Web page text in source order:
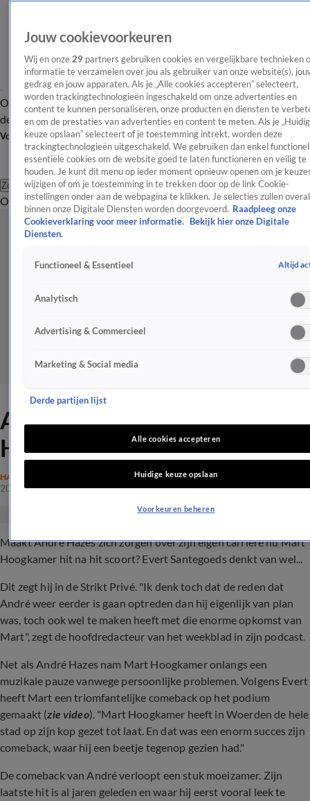
OverzichtAfleveringen Entertainment TV Algemeen
Tip
de redactieNieuwsbrief
Volg Shownieuws
Zoeken
OverzichtEntertainmentSpraakmakendRealityCrimeVideo's
André Hazes bang voor Mart
Hoogkamer?
HAZES
20 aug 2023, 11:21
Maakt André Hazes zich zorgen over zijn eigen carrière nu Mart
Hoogkamer hit na hit scoort? Evert Santegoeds denkt van wel...
Dit zegt hij in de Strikt Privé. "Ik denk toch dat de reden dat
André weer eerder is gaan optreden dan hij eigenlijk van plan
was, toch ook wel te maken heeft met die enorme opkomst van
Mart", zegt de hoofdredacteur van het weekblad in zijn podcast.
Net als André Hazes nam Mart Hoogkamer onlangs een
muzikale pauze vanwege persoonlijke problemen. Volgens Evert
heeft Mart een triomfantelijke comeback op het podium
gemaakt (zie video). "Mart Hoogkamer heeft in Woerden de hele
stad op zijn kop gezet tot laat. En dat was een enorm succes zijn
comeback, waar hij een beetje tegenop gezien had."
De comeback van André verloopt een stuk moeizamer. Zijn
laatste hit is al jaren geleden en waar hij eerst vooral leek te
Jouw cookievoorkeuren
Wij en onze 29 partners gebruiken cookies en vergelijkbare technieken
informatie te verzamelen over jou als gebruiker van onze website(s),
gedrag en jouw apparaten. Als je „Alle cookies accepteren” selecteert,
worden trackingtechnologieën ingeschakeld om onze advertenties en
content te kunnen personaliseren, onze producten en diensten te
en om de prestaties van advertenties en content te meten. Als je
keuze opslaan” selecteert of je toestemming intrekt, worden deze
trackingtechnologieën uitgeschakeld. We gebruiken dan enkel
essentiële cookies om de website goed te laten functioneren en veilig te
houden. Je kunt dit menu op ieder moment opnieuw openen om je
wijzigen of om je toestemming in te trekken door op de link Cookie-
instellingen onder aan de webpagina te klikken. Je selecties zullen overal
binnen onze Digitale Diensten worden doorgevoerd. Raadpleeg onze
Cookieverklaring voor meer informatie.
Bekijk hier onze Digitale
Diensten.
Functioneel & Essentieel Altijd
Analytisch
Advertising & Commercieel
Marketing & Social media
Derde partijen lijst
Alle cookies accepteren
Huidige keuze opslaan
Voorkeuren beheren